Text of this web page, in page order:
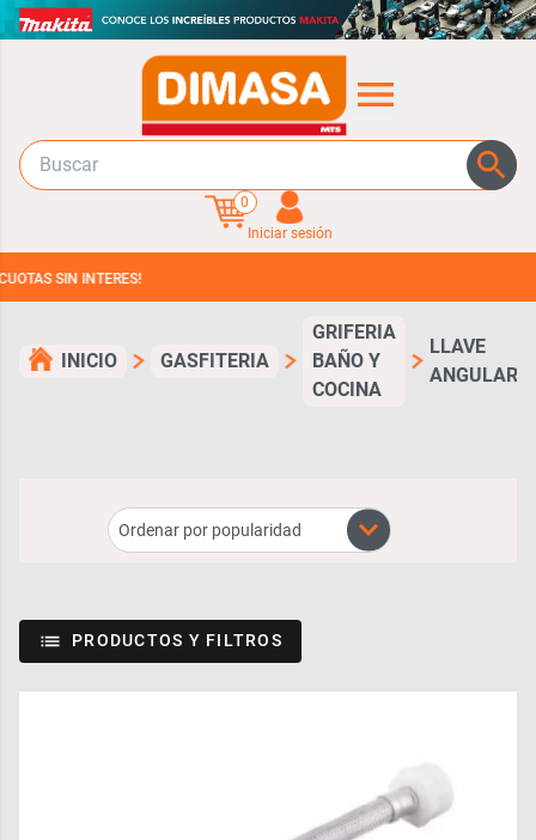
0
Iniciar sesión
SIN INTERES!
INICIO GASFITERIA
GRIFERIA
BAÑO Y
COCINA
LLAVE
ANGULAR
PRODUCTOS Y FILTROS